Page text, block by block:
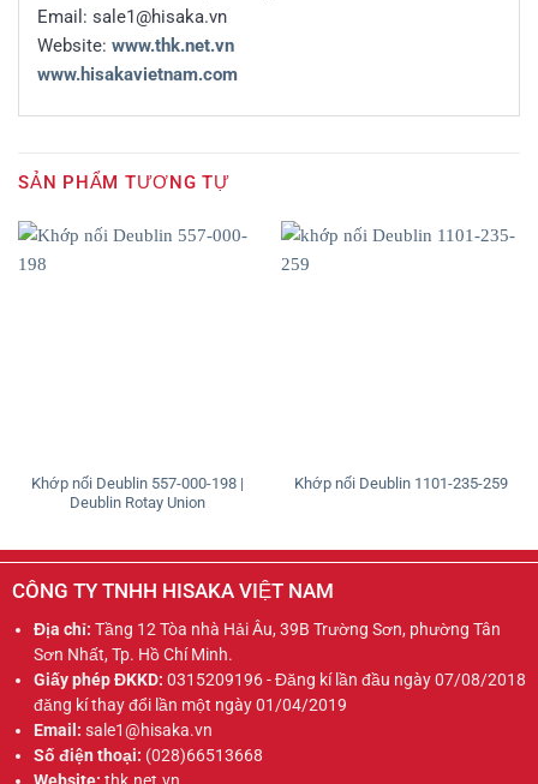
Email: sale1@hisaka.vn
Website: www.thk.net.vn
www.hisakavietnam.com
SẢN PHẨM TƯƠNG TỰ
Khớp nối Deublin 557-000-198 |
Deublin Rotay Union
Khớp nối Deublin 1101-235-259
CÔNG TY TNHH HISAKA VIỆT NAM
Địa chỉ: Tầng 12 Tòa nhà Hải Âu, 39B Trường Sơn, phường Tân
Sơn Nhất, Tp. Hồ Chí Minh.
Giấy phép ĐKKD: 0315209196 - Đăng kí lần đầu ngày 07/08/2018
đăng kí thay đổi lần một ngày 01/04/2019
Email: sale1@hisaka.vn
Số điện thoại: (028)66513668